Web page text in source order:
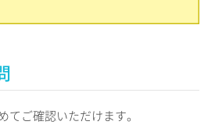
てご確認いただけます。